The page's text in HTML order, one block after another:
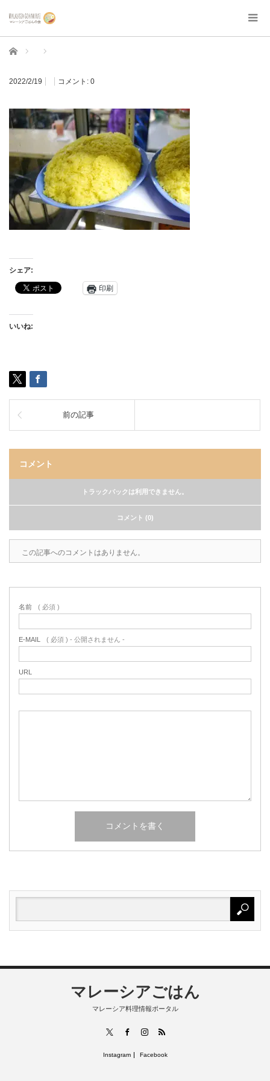
ホーム
2022/2/19 コメント: 0
シェア:
印刷
いいね:
前の記事
コメント
トラックバックは利用できません。
コメント (0)
この記事へのコメントはありません。
名前 ( 必須 )
E-MAIL ( 必須 ) - 公開されません -
URL
マレーシアごはん
マレーシア料理情報ポータル
FacebookInstagram
RSS
Instagram Facebook